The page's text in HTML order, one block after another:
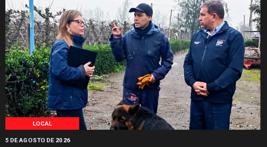
LOCAL
5 DE AGOSTO DE 2026